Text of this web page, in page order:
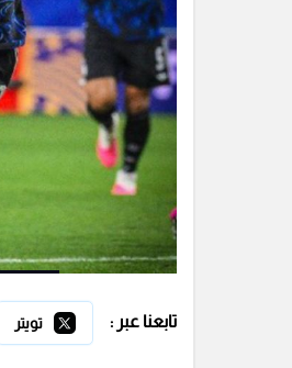
تابعنا عبر : تويتر